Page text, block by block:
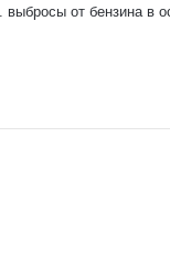
от бензина в